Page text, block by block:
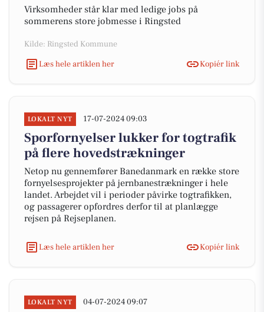
Virksomheder står klar med ledige jobs på
sommerens store jobmesse i Ringsted
Kilde: Ringsted Kommune
Læs hele artiklen her
Kopiér link
LOKALT NYT 17-07-2024 09:03
Sporfornyelser lukker for togtrafik
på flere hovedstrækninger
Netop nu gennemfører Banedanmark en række store
fornyelsesprojekter på jernbanestrækninger i hele
landet. Arbejdet vil i perioder påvirke togtrafikken,
og passagerer opfordres derfor til at planlægge
rejsen på Rejseplanen.
Læs hele artiklen her Kopiér link
LOKALT NYT 04-07-2024 09:07